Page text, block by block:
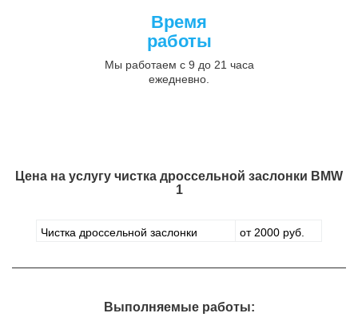
Время
работы
Мы работаем с 9 до 21 часа
ежедневно.
Цена на услугу чистка дроссельной заслонки BMW
1
Чистка дроссельной заслонки от 2000 руб.
Выполняемые работы: